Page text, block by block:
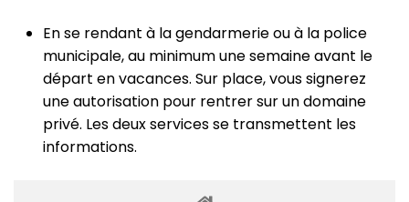
En se rendant à la gendarmerie ou à la police
municipale, au minimum une semaine avant le
départ en vacances. Sur place, vous signerez
une autorisation pour rentrer sur un domaine
privé. Les deux services se transmettent les
informations.